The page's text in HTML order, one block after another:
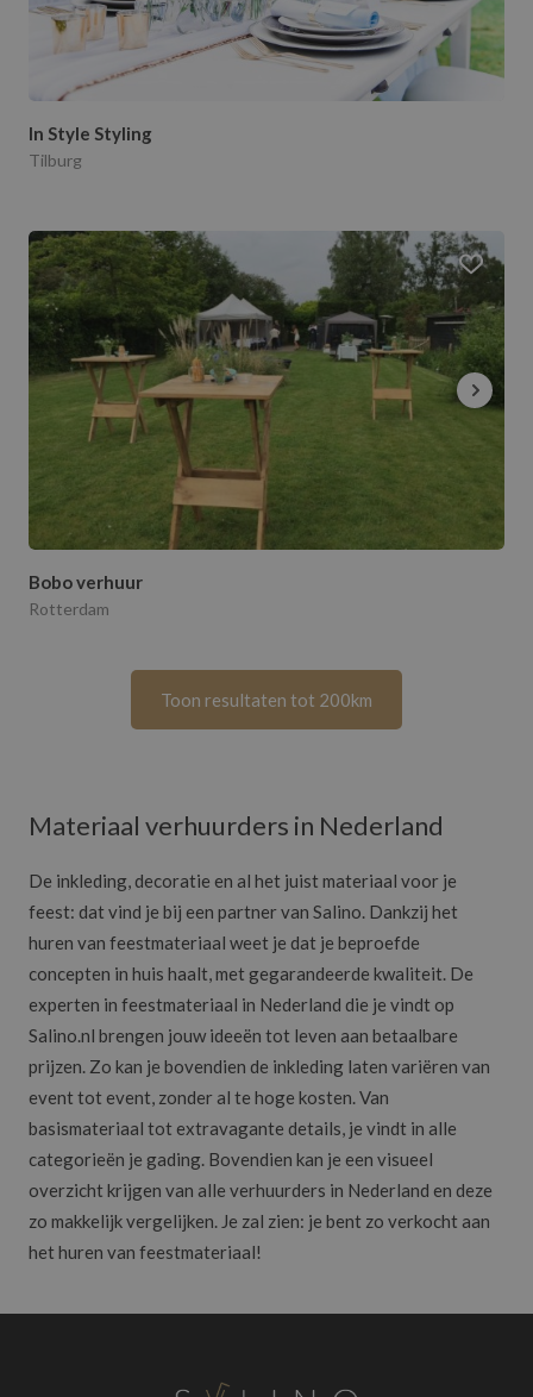
In Style Styling
Tilburg
Bobo verhuur
Rotterdam
Toon resultaten tot 200km
Materiaal verhuurders in Nederland
De inkleding, decoratie en al het juist materiaal voor je
feest: dat vind je bij een partner van Salino. Dankzij het
huren van feestmateriaal weet je dat je beproefde
concepten in huis haalt, met gegarandeerde kwaliteit. De
experten in feestmateriaal in Nederland die je vindt op
Salino.nl brengen jouw ideeën tot leven aan betaalbare
prijzen. Zo kan je bovendien de inkleding laten variëren van
event tot event, zonder al te hoge kosten. Van
basismateriaal tot extravagante details, je vindt in alle
categorieën je gading. Bovendien kan je een visueel
overzicht krijgen van alle verhuurders in Nederland en deze
zo makkelijk vergelijken. Je zal zien: je bent zo verkocht aan
het huren van feestmateriaal!